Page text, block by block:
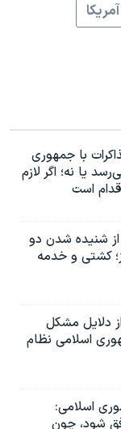
آمريکا
با جمهوری
یا نه؛ اگر لازم
است
شنیده شدن دو
کشتی و خدمه
دلایل مشکل
اسلامی نظام
اسلامی:
شود، چون